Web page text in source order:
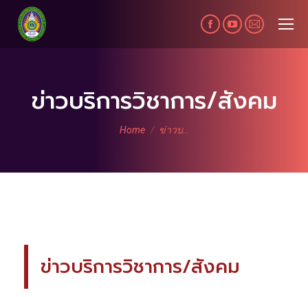
Facebook
page
in
new
YouTube
page
in
new
Mail
page
new
ข่าวบริการวิชาการ/สังคม
You are here:
Home ข่าวบ…
ข่าวบริการวิชาการ/สังคม